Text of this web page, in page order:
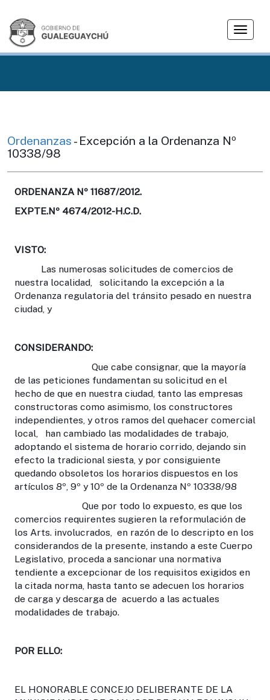
T
g
Ordenanzas - Excepción a la Ordenanza Nº
10338/98
ORDENANZA Nº 11687/2012.
EXPTE.Nº 4674/2012-H.C.D.
VISTO:
Las numerosas solicitudes de comercios de
nuestra localidad, solicitando la excepción a la
Ordenanza regulatoria del tránsito pesado en nuestra
ciudad, y
CONSIDERANDO:
Que cabe consignar, que la mayoría
de las peticiones fundamentan su solicitud en el
hecho de que en nuestra ciudad, tanto las empresas
constructoras como asimismo, los constructores
independientes, y otros ramos del quehacer comercial
local, han cambiado las modalidades de trabajo,
adoptando el sistema de horario corrido, dejando sin
efecto la tradicional siesta, y por consiguiente
quedando obsoletos los horarios dispuestos en los
artículos 8º, 9º y 10º de la Ordenanza Nº 10338/98
Que por todo lo expuesto, es que los
comercios requirentes sugieren la reformulación de
los Arts. involucrados, en razón de lo descripto en los
considerandos de la presente, instando a este Cuerpo
Legislativo, proceda a sancionar una normativa
tendiente a excepcionar de los requisitos exigidos en
la citada norma, hasta tanto se adecuen los horarios
de carga y descarga de acuerdo a las actuales
modalidades de trabajo.
POR ELLO:
EL HONORABLE CONCEJO DELIBERANTE DE LA